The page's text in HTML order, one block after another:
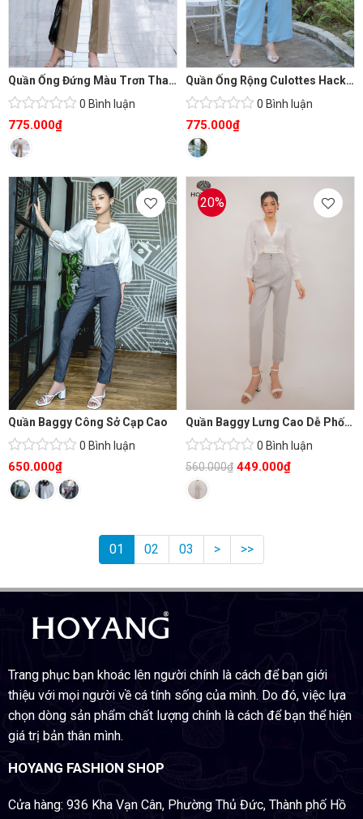
Quần Ống Đứng Màu Trơn Thanh Lịch
0 Bình luận
775.000₫
Quần Ống Rộng Culottes Hack Dáng
0 Bình luận
775.000₫
Quần Baggy Công Sở Cạp Cao
0 Bình luận
650.000₫
20%
Quần Baggy Lưng Cao Dễ Phối Đồ
0 Bình luận
560.000₫ 449.000₫
01 02 03 > >>
Trang phục bạn khoác lên người chính là cách để bạn giới
thiệu với mọi người về cá tính sống của mình. Do đó, việc lựa
chọn dòng sản phẩm chất lượng chính là cách để bạn thể hiện
giá trị bản thân mình.
HOYANG FASHION SHOP
Cửa hàng: 936 Kha Vạn Cân, Phường Thủ Đức, Thành phố Hồ